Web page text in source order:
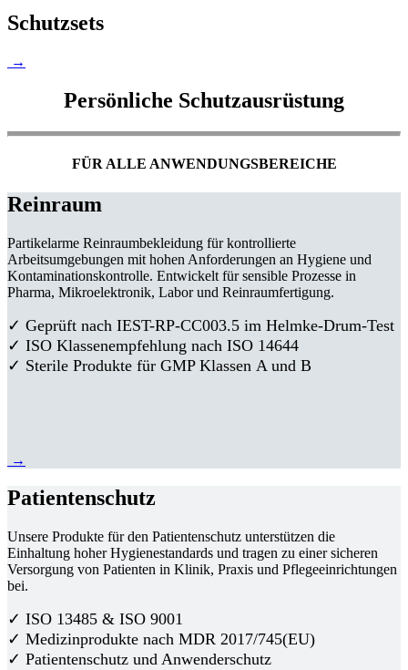
Schutzsets
→
Persönliche Schutzausrüstung
FÜR ALLE ANWENDUNGSBEREICHE
Reinraum
Partikelarme Reinraumbekleidung für kontrollierte
Arbeitsumgebungen mit hohen Anforderungen an Hygiene und
Kontaminationskontrolle. Entwickelt für sensible Prozesse in
Pharma, Mikroelektronik, Labor und Reinraumfertigung.
✓ Geprüft nach IEST-RP-CC003.5 im Helmke-Drum-Test
✓ ISO Klassenempfehlung nach ISO 14644
✓ Sterile Produkte für GMP Klassen A und B
→
Patientenschutz
Unsere Produkte für den Patientenschutz unterstützen die
Einhaltung hoher Hygienestandards und tragen zu einer sicheren
Versorgung von Patienten in Klinik, Praxis und Pflegeeinrichtungen
bei.
✓ ISO 13485 & ISO 9001
✓ Medizinprodukte nach MDR 2017/745(EU)
✓ Patientenschutz und Anwenderschutz